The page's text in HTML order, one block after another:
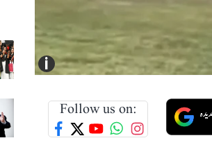
i
Follow us on: